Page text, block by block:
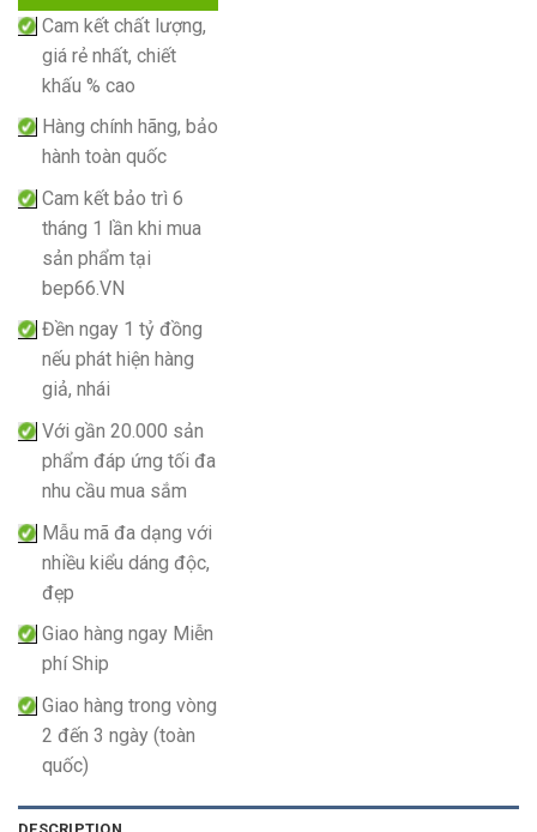
Cam kết chất lượng,
giá rẻ nhất, chiết
khấu % cao
Hàng chính hãng, bảo
hành toàn quốc
Cam kết bảo trì 6
tháng 1 lần khi mua
sản phẩm tại
bep66.VN
Đền ngay 1 tỷ đồng
nếu phát hiện hàng
giả, nhái
Với gần 20.000 sản
phẩm đáp ứng tối đa
nhu cầu mua sắm
Mẫu mã đa dạng với
nhiều kiểu dáng độc,
đẹp
Giao hàng ngay Miễn
phí Ship
Giao hàng trong vòng
2 đến 3 ngày (toàn
quốc)